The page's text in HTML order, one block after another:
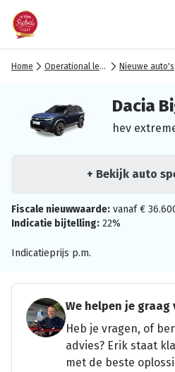
Home Operational lease Nieuwe auto's
Dacia
hev
+ Bekijk auto
Fiscale nieuwwaarde: vanaf €
Indicatie bijtelling: 22%
Indicatieprijs p.m.
We helpen je graag
Heb je vragen, of
advies? Erik staat
met de beste